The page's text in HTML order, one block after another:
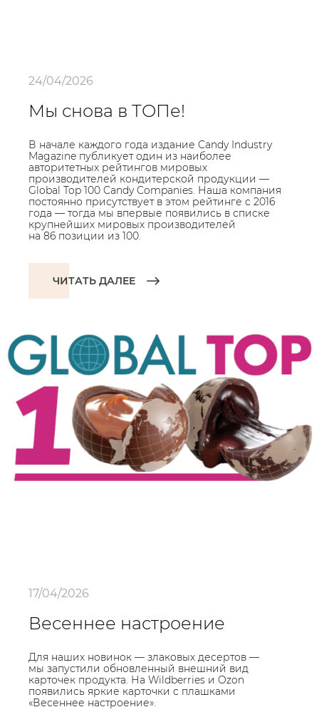
24/04/2026
Мы снова в ТОПе!
В начале каждого года издание Candy Industry
Magazine публикует один из наиболее
авторитетных рейтингов мировых
производителей кондитерской продукции —
Global Top 100 Candy Companies. Наша компания
постоянно присутствует в этом рейтинге с 2016
года — тогда мы впервые появились в списке
крупнейших мировых производителей
на 86 позиции из 100.
ЧИТАТЬ ДАЛЕЕ
17/04/2026
Весеннее настроение
Для наших новинок — злаковых десертов —
мы запустили обновленный внешний вид
карточек продукта. На Wildberries и Ozon
появились яркие карточки с плашками
«Весеннее настроение».